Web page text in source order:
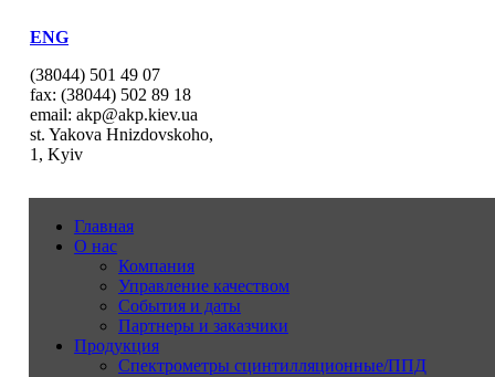
ENG
(38044) 501 49 07
fax: (38044) 502 89 18
email: akp@akp.kiev.ua
st. Yakova Hnizdovskoho,
1, Kyiv
Главная
О нас
Компания
Управление качеством
События и даты
Партнеры и заказчики
Продукция
Спектрометры сцинтилляционные/ППД